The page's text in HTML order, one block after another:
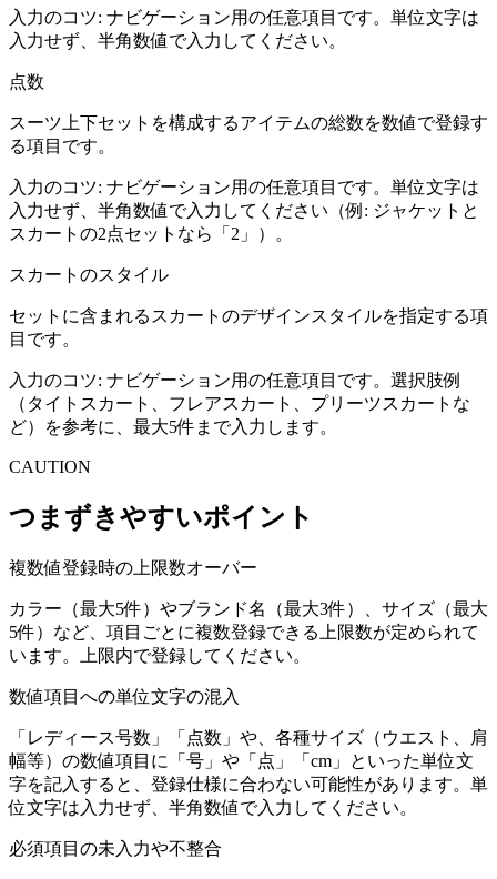
入力のコツ: ナビゲーション用の任意項目です。単位文字は
入力せず、半角数値で入力してください。
点数
スーツ上下セットを構成するアイテムの総数を数値で登録す
る項目です。
入力のコツ: ナビゲーション用の任意項目です。単位文字は
入力せず、半角数値で入力してください（例: ジャケットと
スカートの2点セットなら「2」）。
スカートのスタイル
セットに含まれるスカートのデザインスタイルを指定する項
目です。
入力のコツ: ナビゲーション用の任意項目です。選択肢例
（タイトスカート、フレアスカート、プリーツスカートな
ど）を参考に、最大5件まで入力します。
CAUTION
つまずきやすいポイント
複数値登録時の上限数オーバー
カラー（最大5件）やブランド名（最大3件）、サイズ（最大
5件）など、項目ごとに複数登録できる上限数が定められて
います。上限内で登録してください。
数値項目への単位文字の混入
「レディース号数」「点数」や、各種サイズ（ウエスト、肩
幅等）の数値項目に「号」や「点」「cm」といった単位文
字を記入すると、登録仕様に合わない可能性があります。単
位文字は入力せず、半角数値で入力してください。
必須項目の未入力や不整合